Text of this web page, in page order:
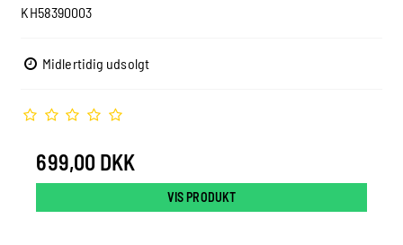
KH58390003
Midlertidig udsolgt
699,00 DKK
VIS PRODUKT